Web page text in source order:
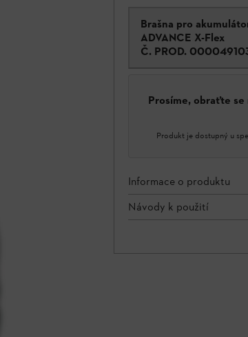
Brašna pro
ADVANCE X-Flex
Č. PROD.
Prosíme, obraťte
Produkt je dostupný u
Informace o produktu
Návody k použití